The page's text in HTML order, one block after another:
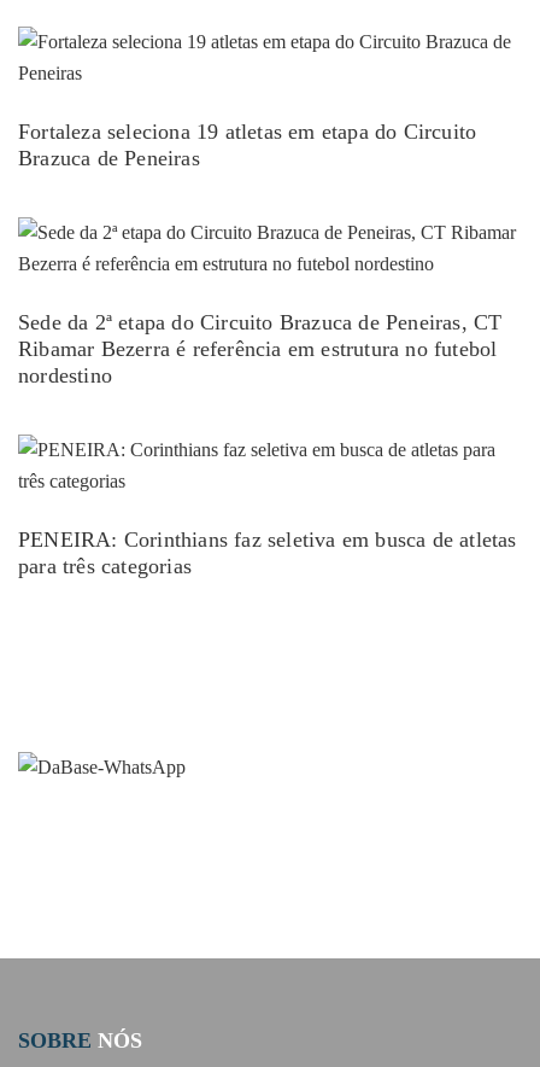
Fortaleza seleciona 19 atletas em etapa do Circuito
Brazuca de Peneiras
Sede da 2ª etapa do Circuito Brazuca de Peneiras, CT
Ribamar Bezerra é referência em estrutura no futebol
nordestino
PENEIRA: Corinthians faz seletiva em busca de atletas
para três categorias
SOBRE NÓS